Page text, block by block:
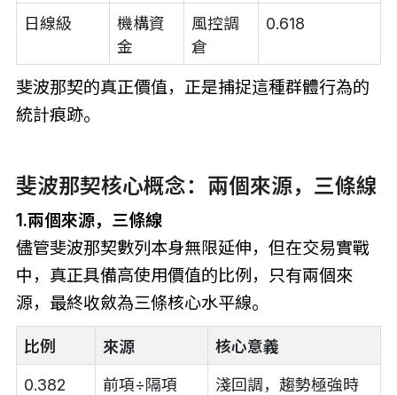
日線級
機構資
金
風控調
倉
0.618
斐波那契的真正價值，正是捕捉這種群體行為的
統計痕跡。
斐波那契核心概念：兩個來源，三條線
1.兩個來源，三條線
儘管斐波那契數列本身無限延伸，但在交易實戰
中，真正具備高使用價值的比例，只有兩個來
源，最終收斂為三條核心水平線。
比例 來源 核心意義
0.382 前項÷隔項
淺回調，趨勢極強時